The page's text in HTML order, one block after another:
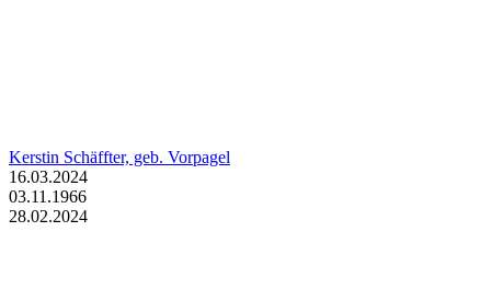
Kerstin Schäffter, geb. Vorpagel
16.03.2024
03.11.1966
28.02.2024